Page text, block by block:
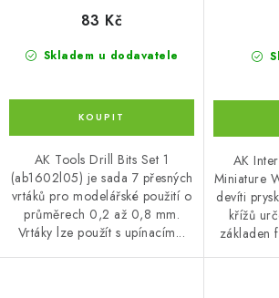
Skladem u dodavatele
83 Kč
AK Tools Drill Bits Set 1
(ab1602l05) je sada 7 přesných
vrtáků pro modelářské použití o
průměrech 0,2 až 0,8 mm.
Vrtáky lze použít s upínacím...
AK
Miniature
devíti
křížů
základen